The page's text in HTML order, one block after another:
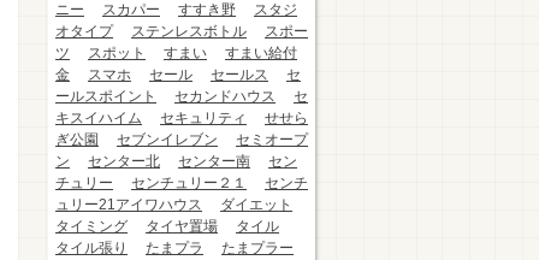
ニー
スカパー すすき野
スタジ
オタイプ
ステンレスボトル
スポー
ツ
スポット すまい
すまい給付
金
スマホ セール セールス
セ
ールスポイント
セカンドハウス
セ
キスイハイム
セキュリティ
せせら
ぎ公園
セブンイレブン
セミオープ
ン
センター北 センター南
セン
チュリー
センチュリー２１
センチ
ュリー21アイワハウス
ダイエット
タイミング
タイヤ置場
タイル
タイル張り
たまプラ
たまプラー